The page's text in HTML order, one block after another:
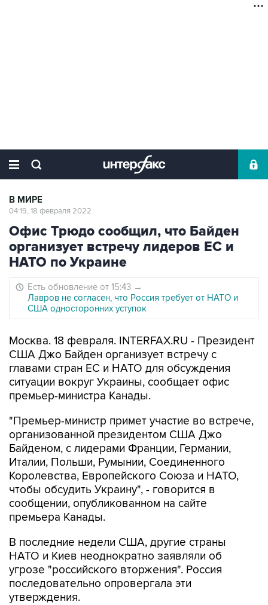
В МИРЕ
04:19, 18 февраля 2022
Офис Трюдо сообщил, что Байден
организует встречу лидеров ЕС и
НАТО по Украине
Есть обновление от 15:43 →
Лавров не согласен, что Россия требует от НАТО и
США односторонних уступок
Москва. 18 февраля. INTERFAX.RU - Президент
США Джо Байден организует встречу с
главами стран ЕС и НАТО для обсуждения
ситуации вокруг Украины, сообщает офис
премьер-министра Канады.
"Премьер-министр примет участие во встрече,
организованной президентом США Джо
Байденом, с лидерами Франции, Германии,
Италии, Польши, Румынии, Соединенного
Королевства, Европейского Союза и НАТО,
чтобы обсудить Украину", - говорится в
сообщении, опубликованном на сайте
премьера Канады.
В последние недели США, другие страны
НАТО и Киев неоднократно заявляли об
угрозе "российского вторжения". Россия
последовательно опровергала эти
утверждения.